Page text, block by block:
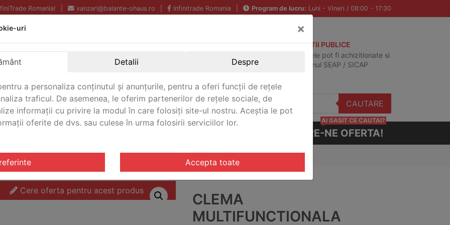
Romania! vanzari@balante-ohaus.ro Infinitrade Romania Program de lucru: Luni - Vineri / 08:00 - 17:30
Echipamente profesionale
pentru laborator.
Garantie Internationala.
ACHIZITII PUBLICE
Produsele pot fi achizitionate si
in sistemul SEAP / SICAP
CAUTARE
CERE-NE OFERTA!
AI GASIT CE CAUTAI?
/ Clema multifunctionala Ohaus CLS-CHAINZL
Cere oferta pentru acest produs
CLEMA
MULTIFUNCTIONALA
uri ×
Detalii Despre
a personaliza conținutul și anunțurile, pentru a oferi funcții de rețele
traficul. De asemenea, le oferim partenerilor de rețele sociale, de
informații cu privire la modul în care folosiți site-ul nostru. Aceștia le pot
oferite de dvs. sau culese în urma folosirii serviciilor lor.
Accepta toate